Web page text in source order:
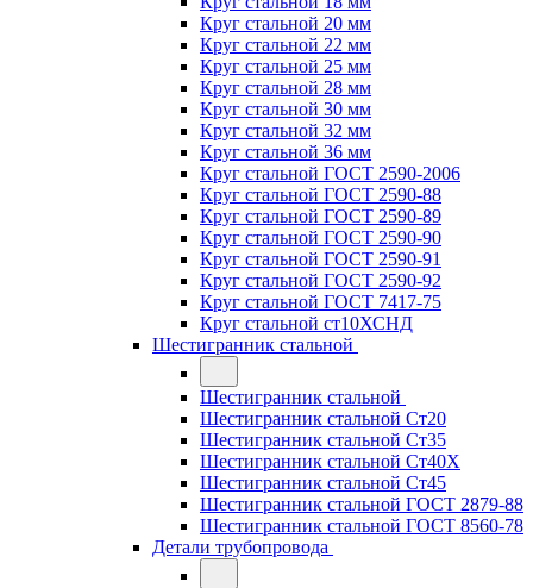
Круг стальной 20 мм
Круг стальной 22 мм
Круг стальной 25 мм
Круг стальной 28 мм
Круг стальной 30 мм
Круг стальной 32 мм
Круг стальной 36 мм
Круг стальной ГОСТ 2590-2006
Круг стальной ГОСТ 2590-88
Круг стальной ГОСТ 2590-89
Круг стальной ГОСТ 2590-90
Круг стальной ГОСТ 2590-91
Круг стальной ГОСТ 2590-92
Круг стальной ГОСТ 7417-75
Круг стальной ст10ХСНД
Шестигранник стальной
Шестигранник стальной
Шестигранник стальной Ст20
Шестигранник стальной Ст35
Шестигранник стальной Ст40Х
Шестигранник стальной Ст45
Шестигранник стальной ГОСТ 2879-88
Шестигранник стальной ГОСТ 8560-78
Детали трубопровода